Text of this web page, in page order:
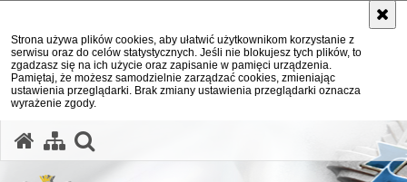
Strona używa plików cookies, aby ułatwić użytkownikom korzystanie z
serwisu oraz do celów statystycznych. Jeśli nie blokujesz tych plików, to
zgadzasz się na ich użycie oraz zapisanie w pamięci urządzenia.
Pamiętaj, że możesz samodzielnie zarządzać cookies, zmieniając
ustawienia przeglądarki. Brak zmiany ustawienia przeglądarki oznacza
wyrażenie zgody.